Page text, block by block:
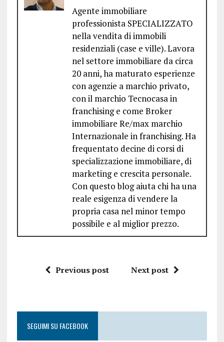
Agente immobiliare
professionista SPECIALIZZATO
nella vendita di immobili
residenziali (case e ville). Lavora
nel settore immobiliare da circa
20 anni, ha maturato esperienze
con agenzie a marchio privato,
con il marchio Tecnocasa in
franchising e come Broker
immobiliare Re/max marchio
Internazionale in franchising. Ha
frequentato decine di corsi di
specializzazione immobiliare, di
marketing e crescita personale.
Con questo blog aiuta chi ha una
reale esigenza di vendere la
propria casa nel minor tempo
possibile e al miglior prezzo.
Previous post Next post
SEGUIMI SU FACEBOOK